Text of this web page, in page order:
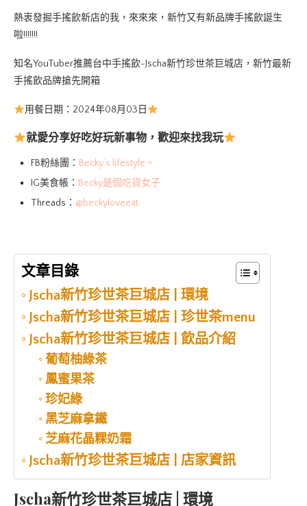
熱衷發掘手搖飲新店的我，來來來，新竹又有新品牌手搖飲誕生
啦!!!!!!!
知名YouTuber推薦台中手搖飲-Jscha新竹珍世茶巨城店，新竹最新
手搖飲品牌搶先開箱
用餐日期：2024年08月03日
就愛分享好吃好玩新事物，歡迎來找我玩
FB粉絲團： Becky’s lifestyle。
IG美食帳： Becky是個吃貨女子
Threads： @beckyloveeat
文章目錄
Jscha新竹珍世茶巨城店 | 環境
Jscha新竹珍世茶巨城店 | 珍世茶menu
Jscha新竹珍世茶巨城店 | 飲品介紹
葡萄柚綠茶
鳳蜜果茶
珍妃綠
黑芝麻拿鐵
芝麻花晶粿奶霜
Jscha新竹珍世茶巨城店 | 店家資訊
Jscha新竹珍世茶巨城店 | 環境